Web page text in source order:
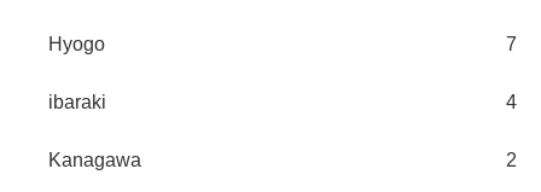
Hyogo 7
ibaraki 4
Kanagawa 2